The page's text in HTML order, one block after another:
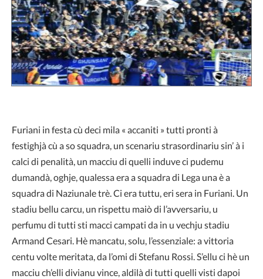
Furiani in festa cù deci mila « accaniti » tutti pronti à
festighjà cù a so squadra, un scenariu strasordinariu sin’ à i
calci di penalità, un macciu di quelli induve ci pudemu
dumandà, oghje, qualessa era a squadra di Lega una è a
squadra di Naziunale trè. Ci era tuttu, eri sera in Furiani. Un
stadiu bellu carcu, un rispettu maiò di l’avversariu, u
perfumu di tutti sti macci campati da in u vechju stadiu
Armand Cesari. Hè mancatu, solu, l’essenziale: a vittoria
centu volte meritata, da l’omi di Stefanu Rossi. S’ellu ci hè un
macciu ch’elli divianu vince, aldilà di tutti quelli visti dapoi